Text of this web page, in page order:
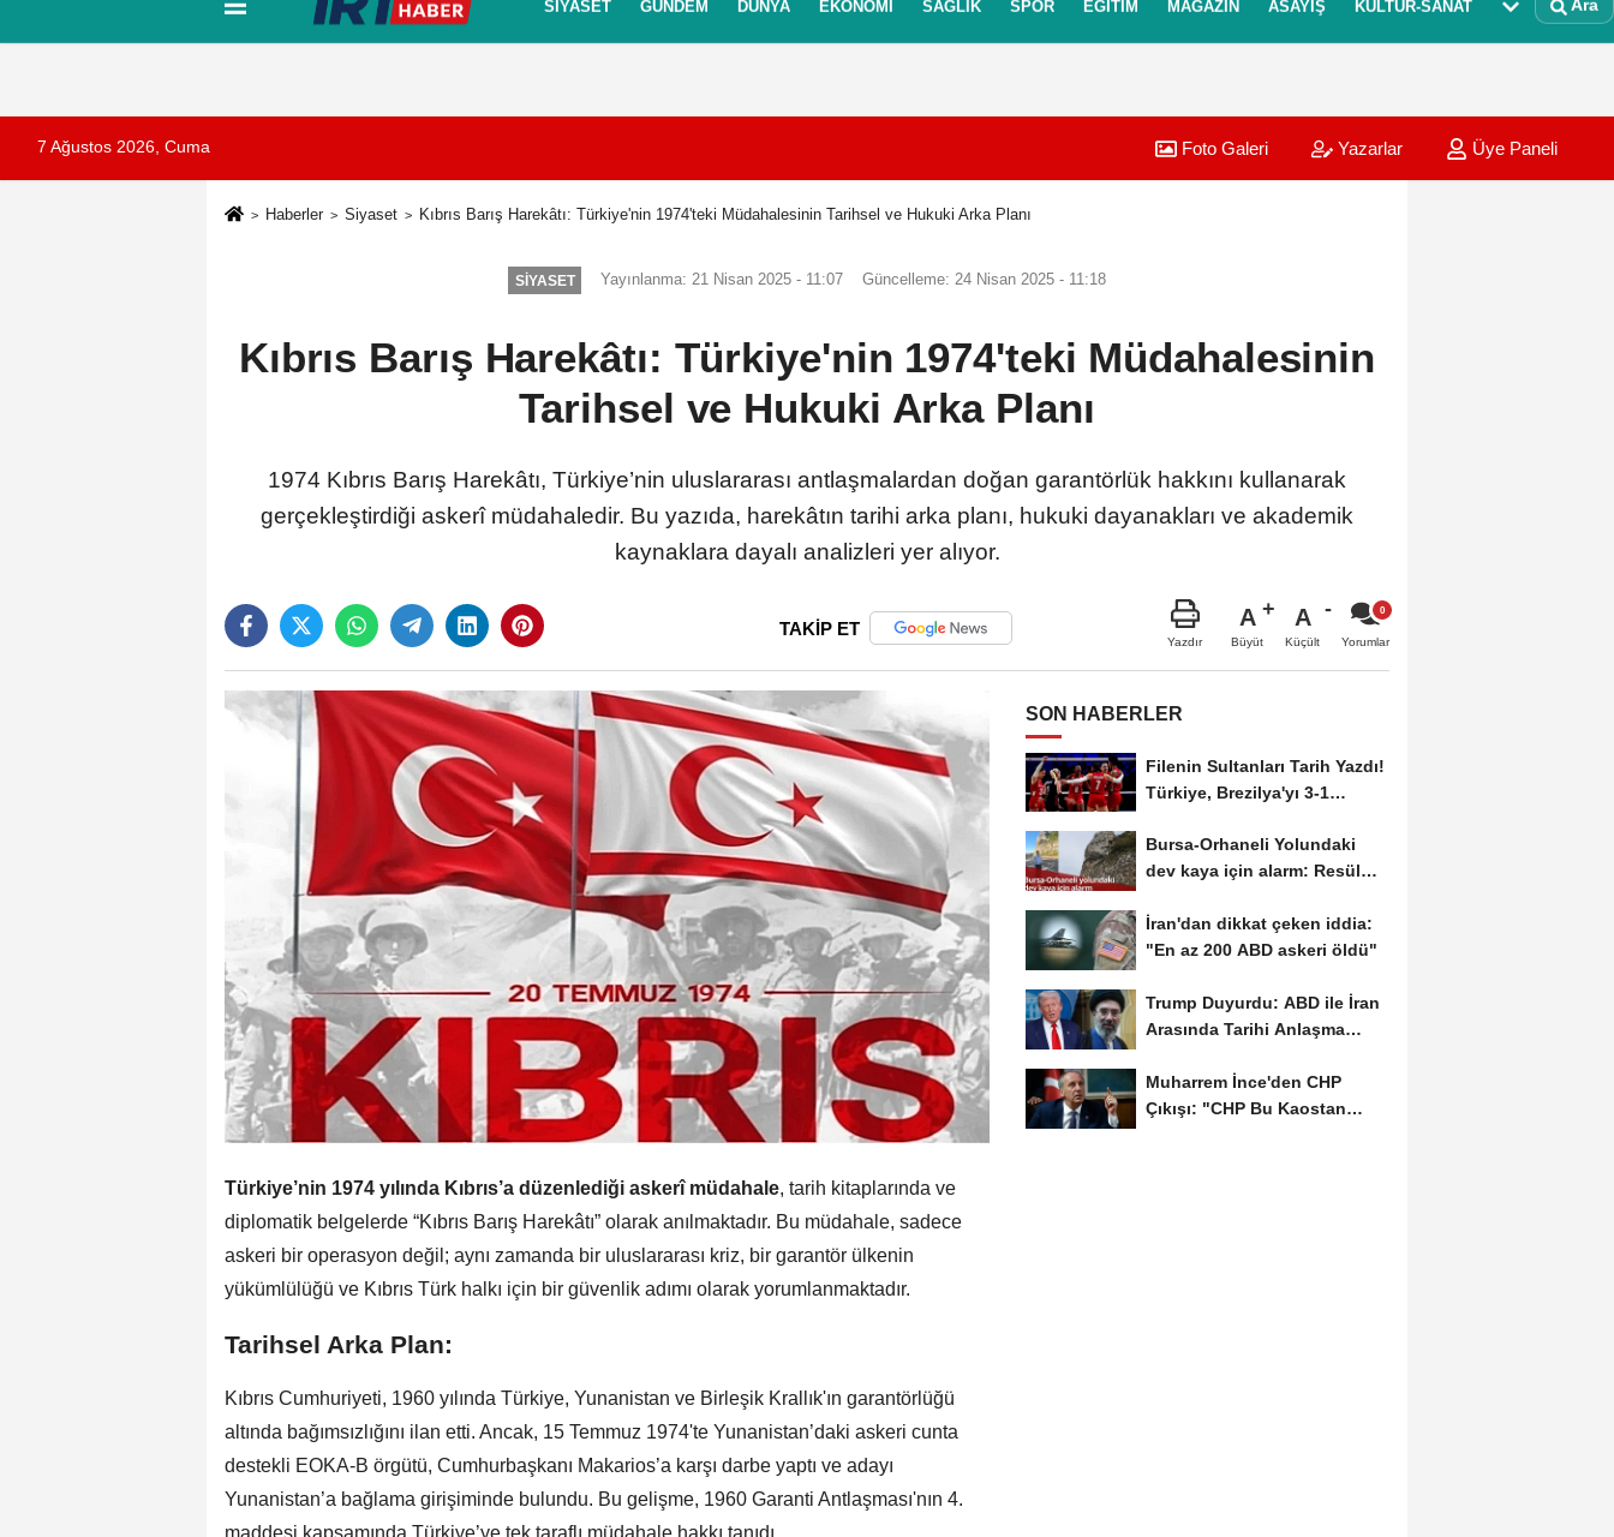
Künye İletişim
SIYASET GÜNDEM DÜNYA EKONOMI SAĞLIK SPOR EĞITIM MAGAZIN ASAYIŞ KÜLTÜR-SANAT Ara
7 Ağustos 2026, Cuma Foto Galeri Yazarlar Üye Paneli
Haberler Siyaset Kıbrıs Barış Harekâtı: Türkiye'nin 1974'teki Müdahalesinin Tarihsel ve Hukuki Arka Planı
SIYASET Yayınlanma: 21 Nisan 2025 - 11:07 Güncelleme: 24 Nisan 2025 - 11:18
Kıbrıs Barış Harekâtı: Türkiye'nin 1974'teki Müdahalesinin
Tarihsel ve Hukuki Arka Planı
1974 Kıbrıs Barış Harekâtı, Türkiye’nin uluslararası antlaşmalardan doğan garantörlük hakkını kullanarak
gerçekleştirdiği askerî müdahaledir. Bu yazıda, harekâtın tarihi arka planı, hukuki dayanakları ve akademik
kaynaklara dayalı analizleri yer alıyor.
TAKİP ET
Yazdır
A
Büyüt
A
Küçült Yorumlar
Türkiye’nin 1974 yılında Kıbrıs’a düzenlediği askerî müdahale, tarih kitaplarında ve
diplomatik belgelerde “Kıbrıs Barış Harekâtı” olarak anılmaktadır. Bu müdahale, sadece
askeri bir operasyon değil; aynı zamanda bir uluslararası kriz, bir garantör ülkenin
yükümlülüğü ve Kıbrıs Türk halkı için bir güvenlik adımı olarak yorumlanmaktadır.
Tarihsel Arka Plan:
Kıbrıs Cumhuriyeti, 1960 yılında Türkiye, Yunanistan ve Birleşik Krallık'ın garantörlüğü
altında bağımsızlığını ilan etti. Ancak, 15 Temmuz 1974'te Yunanistan’daki askeri cunta
destekli EOKA-B örgütü, Cumhurbaşkanı Makarios’a karşı darbe yaptı ve adayı
Yunanistan’a bağlama girişiminde bulundu. Bu gelişme, 1960 Garanti Antlaşması'nın 4.
maddesi kapsamında Türkiye’ye tek taraflı müdahale hakkı tanıdı.
SON HABERLER
Filenin Sultanları Tarih Yazdı!
Türkiye, Brezilya'yı 3-1
Bursa-Orhaneli Yolundaki
dev kaya için alarm: Resül
İran'dan dikkat çeken iddia:
"En az 200 ABD askeri öldü"
Trump Duyurdu: ABD ile İran
Arasında Tarihi Anlaşma
Muharrem İnce'den CHP
Çıkışı: "CHP Bu Kaostan